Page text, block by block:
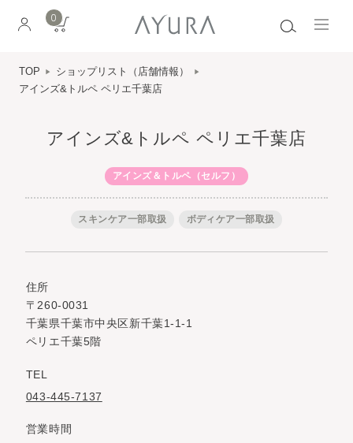
0
TOP
ショップリスト（店舗情報）
アインズ&トルペ ペリエ千葉店
アインズ&トルペ ペリエ千葉店
アインズ＆トルペ（セルフ）
スキンケア一部取扱 ボディケア一部取扱
住所
〒260-0031
千葉県千葉市中央区新千葉1-1-1
ペリエ千葉5階
TEL
043-445-7137
営業時間